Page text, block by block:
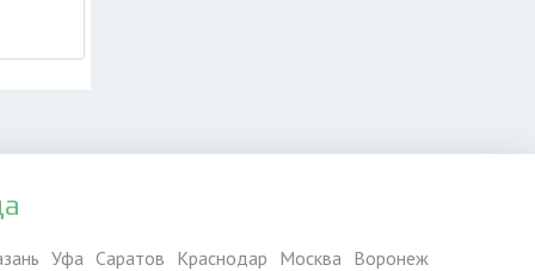
Уфа Саратов Краснодар Москва Воронеж